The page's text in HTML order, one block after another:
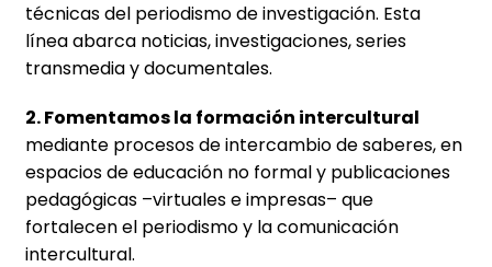
técnicas del periodismo de investigación. Esta
línea abarca noticias, investigaciones, series
transmedia y documentales.
2. Fomentamos la formación intercultural
mediante procesos de intercambio de saberes, en
espacios de educación no formal y publicaciones
pedagógicas –virtuales e impresas– que
fortalecen el periodismo y la comunicación
intercultural.